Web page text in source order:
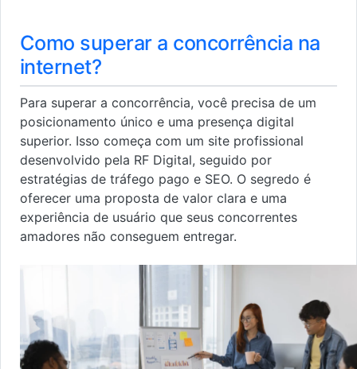
Como superar a concorrência na
internet?
Para superar a concorrência, você precisa de um
posicionamento único e uma presença digital
superior. Isso começa com um site profissional
desenvolvido pela RF Digital, seguido por
estratégias de tráfego pago e SEO. O segredo é
oferecer uma proposta de valor clara e uma
experiência de usuário que seus concorrentes
amadores não conseguem entregar.